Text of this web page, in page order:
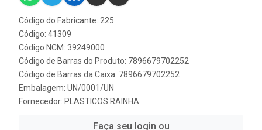
Código do Fabricante: 225
Código: 41309
Código NCM: 39249000
Código de Barras do Produto: 7896679702252
Código de Barras da Caixa: 7896679702252
Embalagem: UN/0001/UN
Fornecedor: PLASTICOS RAINHA
Faça seu login ou